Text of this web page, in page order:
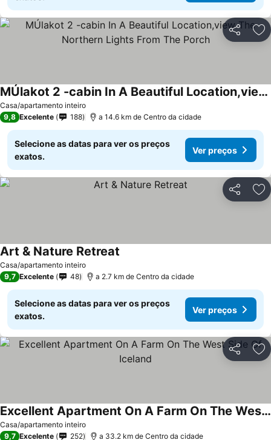
Partilhar
Casa/apartamento inteiro
MÚlakot 2 -cabin In A Beautiful Location,view The Northern Lights From The Porch
Ver preços
9,8 Excelente 188 a 14.6 km de Centro da cidade
Selecione as datas para ver os preços
exatos.
Ver preços
Partilhar
Casa/apartamento inteiro
Art & Nature Retreat
9,7 Excelente 48 a 2.7 km de Centro da cidade
Selecione as datas para ver os preços
exatos.
Ver preços
Partilhar
Casa/apartamento inteiro
Excellent Apartment On A Farm On The West Side Of Iceland
Ver preços
9,7 Excelente 252 a 33.2 km de Centro da cidade